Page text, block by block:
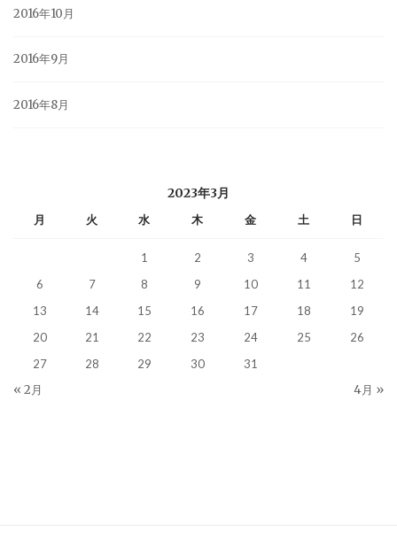
2016年10月
2016年9月
2016年8月
2023年3月
月 火 水 木 金 土 日
1 2 3 4
5
6
7 8 9 10 11
12
13
14 15 16 17 18
19
20
21 22 23 24 25
26
27
28 29 30 31
« 2月 4月 »